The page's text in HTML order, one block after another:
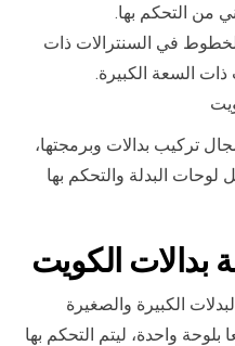
من التحكم بها.
في السنترالات ذات
ذات السعة الكبيرة.
في مجال تركيب بدالات وبرمجتها،
البدلة والتحكم بها
بدالات الكويت
الكبيرة والصغيرة
واحدة، ليتم التحكم بها